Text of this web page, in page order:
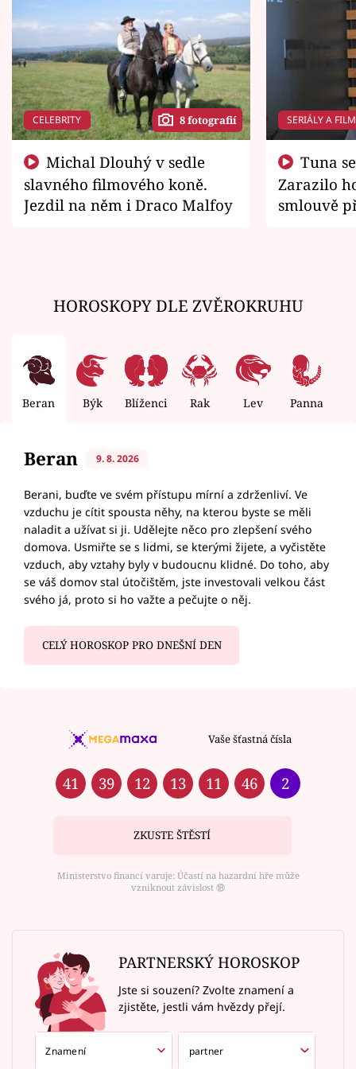
CELEBRITY 8 fotografií
slavného filmového koně.
Jezdil na něm i Draco Malfoy
SERIÁLY A
Zarazilo
smlouvě
HOROSKOPY DLE ZVĚROKRUHU
Beran Býk Blíženci Rak Lev Panna
Beran 9. 8. 2026
Berani, buďte ve svém přístupu mírní a zdrženliví. Ve
vzduchu je cítit spousta něhy, na kterou byste se měli
naladit a užívat si ji. Udělejte něco pro zlepšení svého
domova. Usmiřte se s lidmi, se kterými žijete, a vyčistěte
vzduch, aby vztahy byly v budoucnu klidné. Do toho, aby
se váš domov stal útočištěm, jste investovali velkou část
svého já, proto si ho važte a pečujte o něj.
CELÝ HOROSKOP PRO DNEŠNÍ DEN
Vaše šťastná čísla
41 39 12 13 11 46 2
ZKUSTE ŠTĚSTÍ
Ministerstvo financí varuje: Účastí na hazardní hře může
vzniknout závislost ⑱
PARTNERSKÝ HOROSKOP
Jste si souzení? Zvolte znamení a
zjistěte, jestli vám hvězdy přejí.